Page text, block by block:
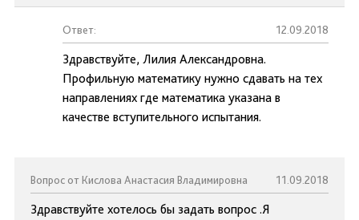
Ответ: 12.09.2018
Здравствуйте, Лилия Александровна.
Профильную математику нужно сдавать на тех
направлениях где математика указана в
качестве вступительного испытания.
Вопрос от Кислова Анастасия Владимировна 11.09.2018
Здравствуйте хотелось бы задать вопрос .Я